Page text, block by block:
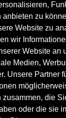
anbieten zu
Website zu
wir
Website an
Medien,
Unsere Partner
zusammen, die
oder die sie
Kauf